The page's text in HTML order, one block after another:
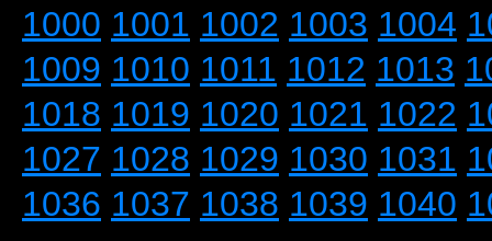
1000 1001 1002 1003 1004
1009 1010 1011 1012 1013
1018 1019 1020 1021 1022
1027 1028 1029 1030 1031
1036 1037 1038 1039 1040